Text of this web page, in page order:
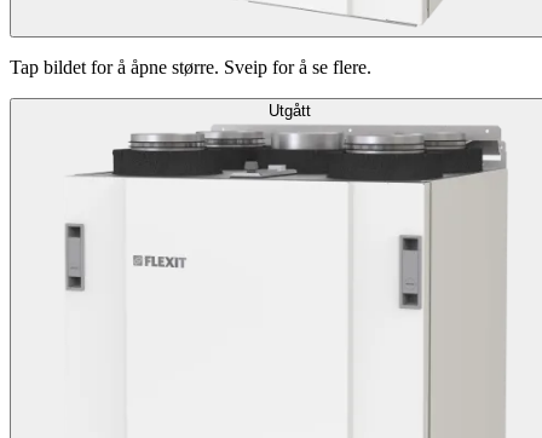
Tap bildet for å åpne større. Sveip for å se flere.
Utgått